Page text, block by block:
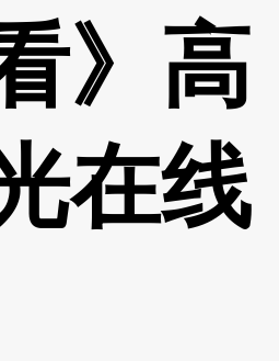
》高
在线